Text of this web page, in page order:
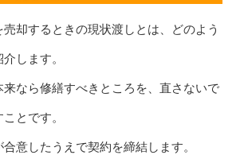
売却するときの現状渡しとは、どのよう
します。
なら修繕すべきところを、直さないで
とです。
意したうえで契約を締結します。